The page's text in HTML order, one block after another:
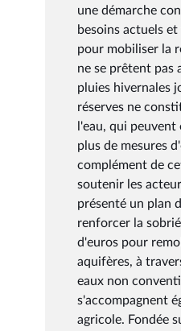
une démarche
besoins actuels
pour mobiliser la
ne se prêtent pas
pluies hivernales
réserves ne
l'eau, qui
plus de mesures
complément de
soutenir les
présenté un plan
renforcer la
d'euros pour
aquifères, à
eaux non
s'accompagnent
agricole. Fondée